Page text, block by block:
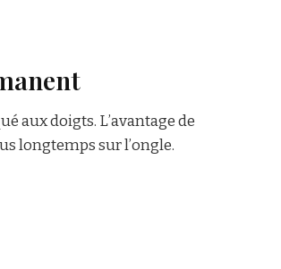
aux doigts. L’avantage de
longtemps sur l’ongle.